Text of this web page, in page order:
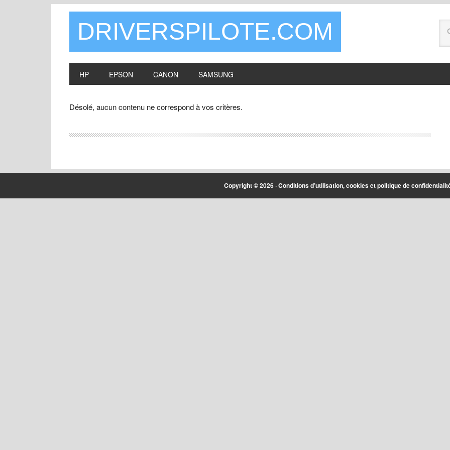
DRIVERSPILOTE.COM
HP EPSON CANON SAMSUNG
Désolé, aucun contenu ne correspond à vos critères.
Copyright © 2026 ·Conditions d’utilisation, cookies et politique de